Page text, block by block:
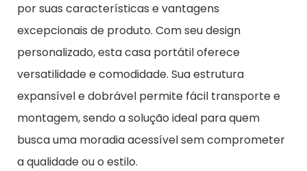
por suas características e vantagens
excepcionais de produto. Com seu design
personalizado, esta casa portátil oferece
versatilidade e comodidade. Sua estrutura
expansível e dobrável permite fácil transporte e
montagem, sendo a solução ideal para quem
busca uma moradia acessível sem comprometer
a qualidade ou o estilo.